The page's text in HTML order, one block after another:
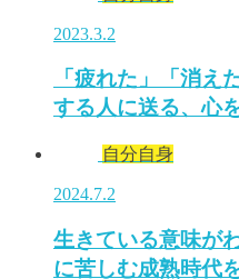
2023.3.2
「疲れた」「消え
する人に送る、心
自分自身
2024.7.2
生きている意味が
に苦しむ成熟時代